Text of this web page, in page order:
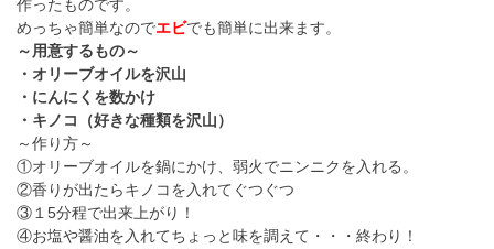
作ったものです。
めっちゃ簡単なのでエビでも簡単に出来ます。
～用意するもの～
・オリーブオイルを沢山
・にんにくを数かけ
・キノコ（好きな種類を沢山）
～作り方～
①オリーブオイルを鍋にかけ、弱火でニンニクを入れる。
②香りが出たらキノコを入れてぐつぐつ
③１5分程で出来上がり！
④お塩や醤油を入れてちょっと味を調えて・・・終わり！